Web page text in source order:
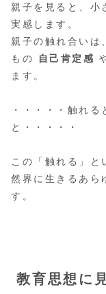
親子を見ると、小
実感します。
親子の触れ合いは
もの
自己肯定感
ます。
・・・・・触れ
と・・・・・
この「触れる」と
然界に生きるあら
す。
教育思想に